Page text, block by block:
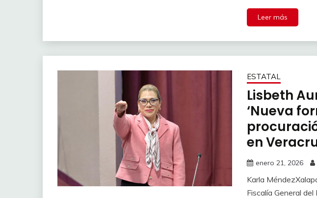
Leer más
ESTATAL
Lisbeth
‘Nueva
en
enero 21, 2026
Karla
Fiscalía General